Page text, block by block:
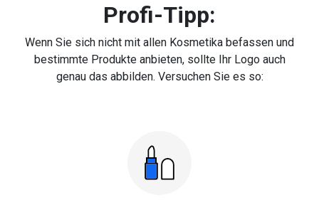
Profi-Tipp:
Wenn Sie sich nicht mit allen Kosmetika befassen und
bestimmte Produkte anbieten, sollte Ihr Logo auch
genau das abbilden. Versuchen Sie es so: